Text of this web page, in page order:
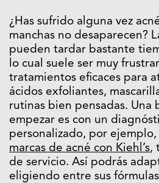
¿Has sufrido alguna vez
manchas no desaparecen?
pueden tardar bastante
lo cual suele ser muy
tratamientos eficaces para
ácidos exfoliantes,
rutinas bien pensadas. Una
empezar es con un
personalizado, por ejemplo,
marcas de acné con Kiehl’s,
de servicio. Así podrás
eligiendo entre sus